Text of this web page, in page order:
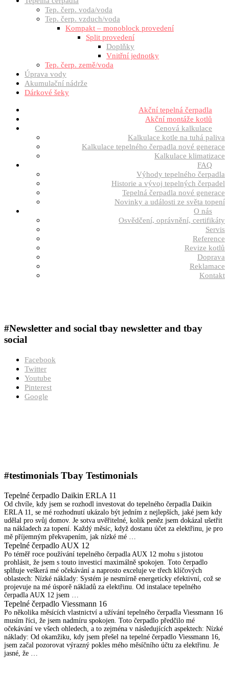
Tep. čerp. voda/voda
Tep. čerp. vzduch/voda
Kompakt – monoblock provedení
Split provedení
Doplňky
Vnitřní jednotky
Tep. čerp. země/voda
Úprava vody
Akumulační nádrže
Dárkové šeky
Akční tepelná čerpadla
Akční montáže kotlů
Cenová kalkulace
Kalkulace kotle na tuhá paliva
Kalkulace tepelného čerpadla nové generace
Kalkulace klimatizace
FAQ
Výhody tepelného čerpadla
Historie a vývoj tepelných čerpadel
Tepelná čerpadla nové generace
Novinky a události ze světa topení
O nás
Osvědčení, oprávnění, certifikáty
Servis
Reference
Revize kotlů
Doprava
Reklamace
Kontakt
#Newsletter and social tbay newsletter and tbay
social
Facebook
Twitter
Youtube
Pinterest
Google
#testimonials Tbay Testimonials
Tepelné čerpadlo Daikin ERLA 11
Od chvíle, kdy jsem se rozhodl investovat do tepelného čerpadla Daikin
ERLA 11, se mé rozhodnutí ukázalo být jedním z nejlepších, jaké jsem kdy
udělal pro svůj domov. Je sotva uvěřitelné, kolik peněz jsem dokázal ušetřit
na nákladech za topení. Každý měsíc, když dostanu účet za elektřinu, je pro
mě příjemným překvapením, jak nízké mé …
Tepelné čerpadlo AUX 12
Po téměř roce používání tepelného čerpadla AUX 12 mohu s jistotou
prohlásit, že jsem s touto investicí maximálně spokojen. Toto čerpadlo
splňuje veškerá mé očekávání a naprosto exceluje ve třech klíčových
oblastech: Nízké náklady: Systém je nesmírně energeticky efektivní, což se
projevuje na mé úsporě nákladů za elektřinu. Od instalace tepelného
čerpadla AUX 12 jsem …
Tepelné čerpadlo Viessmann 16
Po několika měsících vlastnictví a užívání tepelného čerpadla Viessmann 16
musím říci, že jsem nadmíru spokojen. Toto čerpadlo předčilo mé
očekávání ve všech ohledech, a to zejména v následujících aspektech: Nízké
náklady: Od okamžiku, kdy jsem přešel na tepelné čerpadlo Viessmann 16,
jsem začal pozorovat výrazný pokles mého měsíčního účtu za elektřinu. Je
jasné, že …